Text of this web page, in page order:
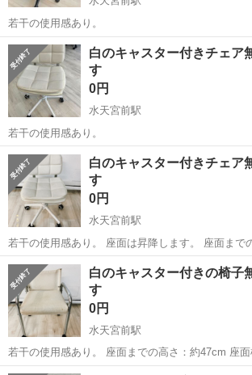
若干の使用感あり。
東京 中央区 水天宮前駅 椅子 キャ
白のキャスター付きチェア
す
0円
水天宮前駅
若干の使用感あり。
東京 中央区 水天宮前駅 椅子 キャ
白のキャスター付きチェア
す
0円
水天宮前駅
若干の使用感あり。 座面は昇降します。 座面までの高さ：約
40~50cm 座面横幅：約42cm 座面奥行：約34cm
東京 中央区 水天宮前駅 椅子 キャ
白のキャスター付きの椅子
す
0円
水天宮前駅
若干の使用感あり。 座面までの高さ：約47cm 座面横幅：約50cm 座
面奥行：約50cm